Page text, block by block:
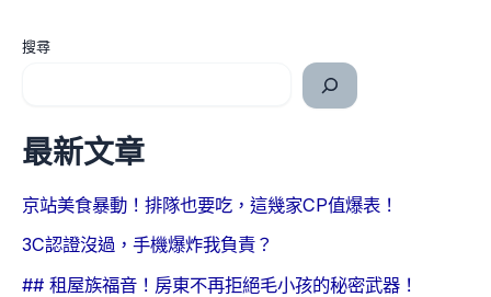
搜尋
最新文章
京站美食暴動！排隊也要吃，這幾家CP值爆表！
3C認證沒過，手機爆炸我負責？
## 租屋族福音！房東不再拒絕毛小孩的秘密武器！